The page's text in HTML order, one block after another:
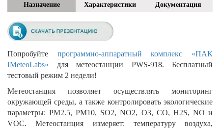
Назначение Характеристики Документация
Попробуйте программно-аппаратный комплекс «ПАК
IMeteoLabs» для метеостанции PWS-918. Бесплатный
тестовый режим 2 недели!
Метеостанция позволяет осуществлять мониторинг
окружающей среды, а также контролировать экологические
параметры: PM2.5, PM10, SO2, NO2, O3, CO, H2S, NO и
VOC. Метеостанция измеряет: температуру воздуха,